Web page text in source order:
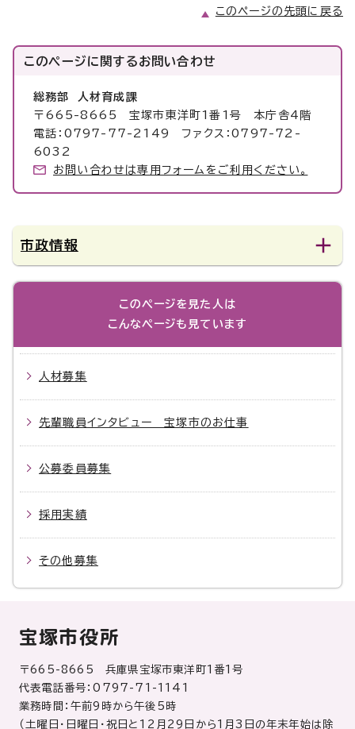
このページの先頭に戻る
このページに関するお問い合わせ
総務部 人材育成課
〒665-8665 宝塚市東洋町1番1号 本庁舎4階
電話：0797-77-2149 ファクス：0797-72-
6032
お問い合わせは専用フォームをご利用ください。
市政情報
このページを見た人は
こんなページも見ています
人材募集
先輩職員インタビュー 宝塚市のお仕事
公募委員募集
採用実績
その他募集
宝塚市役所
〒665-8665 兵庫県宝塚市東洋町1番1号
代表電話番号：0797-71-1141
業務時間：午前9時から午後5時
（土曜日・日曜日・祝日と12月29日から1月3日の年末年始は除